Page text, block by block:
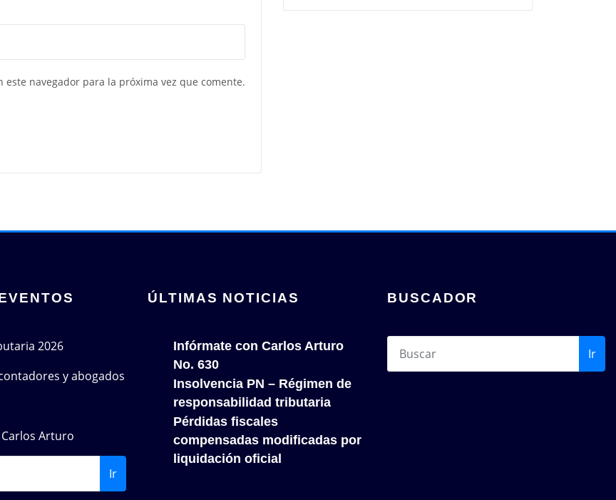
navegador para la próxima vez que comente.
2026
y abogados
Arturo
Ir
ÚLTIMAS NOTICIAS
Infórmate con Carlos Arturo
No. 630
Insolvencia PN – Régimen de
responsabilidad tributaria
Pérdidas fiscales
compensadas modificadas por
liquidación oficial
BUSCADOR
Ir